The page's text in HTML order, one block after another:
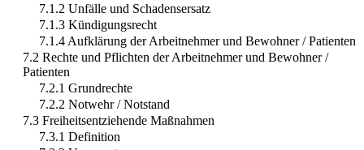
7.1.2 Unfälle und Schadensersatz
7.1.3 Kündigungsrecht
7.1.4 Aufklärung der Arbeitnehmer und Bewohner / Patienten
7.2 Rechte und Pflichten der Arbeitnehmer und Bewohner /
Patienten
7.2.1 Grundrechte
7.2.2 Notwehr / Notstand
7.3 Freiheitsentziehende Maßnahmen
7.3.1 Definition